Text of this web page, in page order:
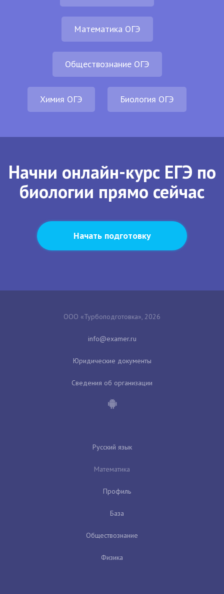
Математика ОГЭ
Обществознание ОГЭ
Химия ОГЭ Биология ОГЭ
Начни онлайн-курс ЕГЭ по
биологии прямо сейчас
Начать подготовку
ООО «Турбоподготовка», 2026
Юридические документы
Сведения об организации
Русский язык
Математика
Профиль
База
Обществознание
Физика